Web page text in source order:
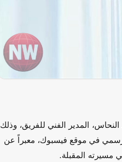
المدير الفني للفريق، وذلك
في موقع فيسبوك، معبراً عن
مسيرته المقبلة.